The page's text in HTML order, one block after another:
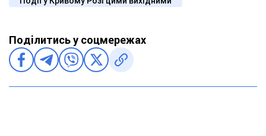
Поділитись у соцмережах